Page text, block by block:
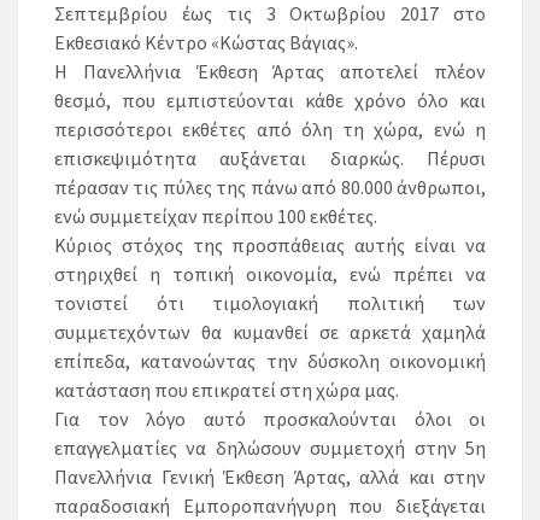
Σεπτεμβρίου έως τις 3 Οκτωβρίου 2017 στο
Εκθεσιακό Κέντρο «Κώστας Βάγιας».
Η Πανελλήνια Έκθεση Άρτας αποτελεί πλέον
θεσμό, που εμπιστεύονται κάθε χρόνο όλο και
περισσότεροι εκθέτες από όλη τη χώρα, ενώ η
επισκεψιμότητα αυξάνεται διαρκώς. Πέρυσι
πέρασαν τις πύλες της πάνω από 80.000 άνθρωποι,
ενώ συμμετείχαν περίπου 100 εκθέτες.
Κύριος στόχος της προσπάθειας αυτής είναι να
στηριχθεί η τοπική οικονομία, ενώ πρέπει να
τονιστεί ότι τιμολογιακή πολιτική των
συμμετεχόντων θα κυμανθεί σε αρκετά χαμηλά
επίπεδα, κατανοώντας την δύσκολη οικονομική
κατάσταση που επικρατεί στη χώρα μας.
Για τον λόγο αυτό προσκαλούνται όλοι οι
επαγγελματίες να δηλώσουν συμμετοχή στην 5η
Πανελλήνια Γενική Έκθεση Άρτας, αλλά και στην
παραδοσιακή Εμποροπανήγυρη που διεξάγεται